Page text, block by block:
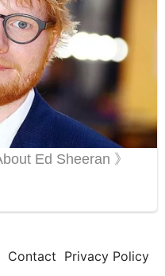
Contact Privacy Policy